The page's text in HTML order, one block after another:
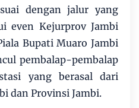
dengan jalur yang
even Kejurprov Jambi
Bupati Muaro Jambi
pembalap-pembalap
yang berasal dari
dan Provinsi Jambi.